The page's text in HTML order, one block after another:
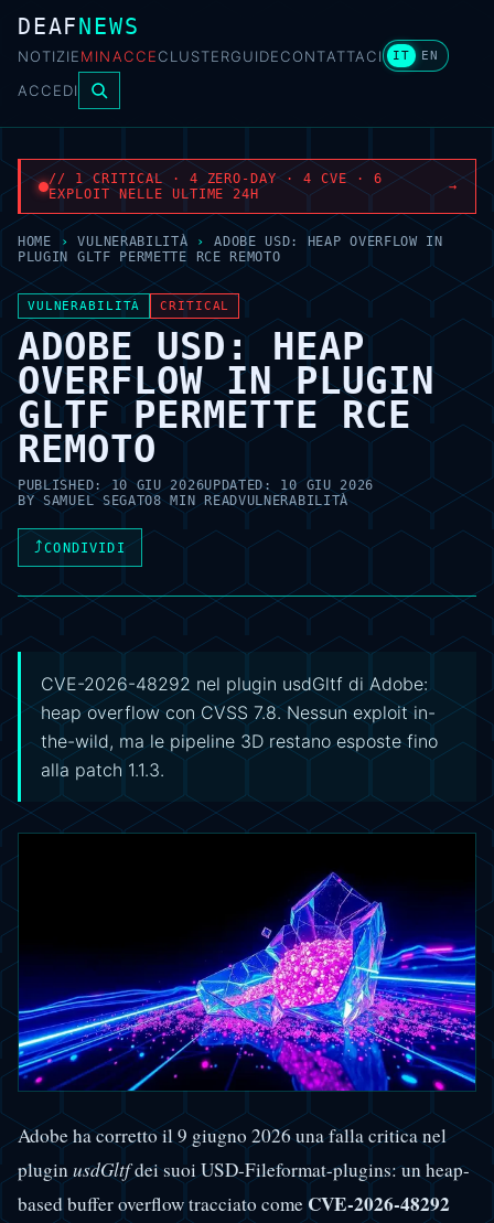
DEAFNEWS
NOTIZIEMINACCECLUSTERGUIDECONTATTACI IT EN
ACCEDI
// 1 CRITICAL · 4 ZERO-DAY · 4 CVE · 6
EXPLOIT NELLE ULTIME 24H
→
HOME › VULNERABILITÀ ›
ADOBE USD: HEAP OVERFLOW IN
PLUGIN GLTF PERMETTE RCE REMOTO
VULNERABILITÀ CRITICAL
ADOBE USD: HEAP
OVERFLOW IN PLUGIN
GLTF PERMETTE RCE
REMOTO
PUBLISHED:10 GIU 2026UPDATED: 10 GIU 2026
BYSAMUEL SEGATO8 MIN READVULNERABILITÀ
⤴CONDIVIDI
CVE-2026-48292 nel plugin usdGltf di Adobe:
heap overflow con CVSS 7.8. Nessun exploit in-
the-wild, ma le pipeline 3D restano esposte fino
alla patch 1.1.3.
Adobe ha corretto il 9 giugno 2026 una falla critica nel
pluginusdGltfdei suoi USD-Fileformat-plugins: un heap-
based buffer overflow tracciato come CVE-2026-48292